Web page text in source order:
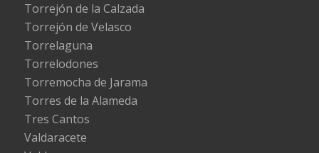
Torrejón de la Calzada
Torrejón de Velasco
Torrelaguna
Torrelodones
Torremocha de Jarama
Torres de la Alameda
Tres Cantos
Valdaracete